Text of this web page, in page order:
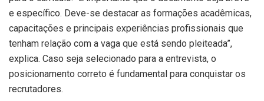
e específico. Deve-se destacar as formações acadêmicas,
capacitações e principais experiências profissionais que
tenham relação com a vaga que está sendo pleiteada”,
explica. Caso seja selecionado para a entrevista, o
posicionamento correto é fundamental para conquistar os
recrutadores.